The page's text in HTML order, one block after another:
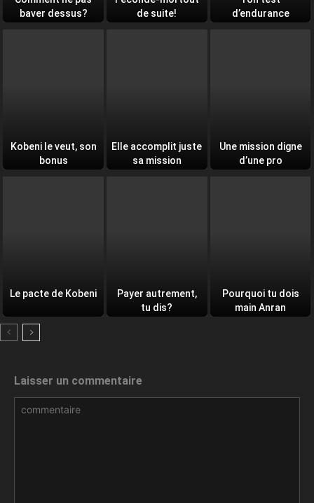
baver dessus?
de suite!
d’endurance
Kobeni le veut, son
bonus
Elle accomplit juste
sa mission
Une mission digne
d’une pro
Le pacte de Kobeni
Payer autrement,
tu dis?
Pourquoi tu dois
main Anran
Laisser un commentaire